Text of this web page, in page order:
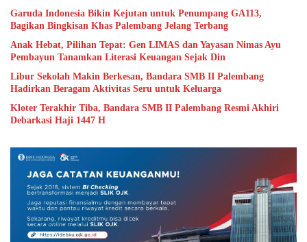
Garuda Indonesia Bikin Kejutan untuk Penumpang GA113,
Bagikan Bingkisan Khas Palembang Jelang Terbang
Anak Hebat, Pilihan Tepat: Gen LIMAS dan Yayasan Nimas Ayu
Pembayun Tanamkan Literasi Keuangan Sejak Din
Libur Sekolah Makin Berkesan, Bandara SMB II Palembang
Hadirkan Beragam Aktivitas Seru untuk Keluarga
Kloter Terakhir Tiba, Bandara SMB II Palembang Resmi Akhiri
Debarkasi Haji 1447 H